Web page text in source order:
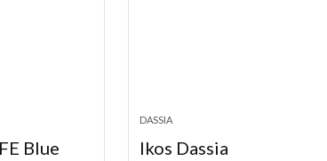
Blue
DASSIA
Ikos Dassia